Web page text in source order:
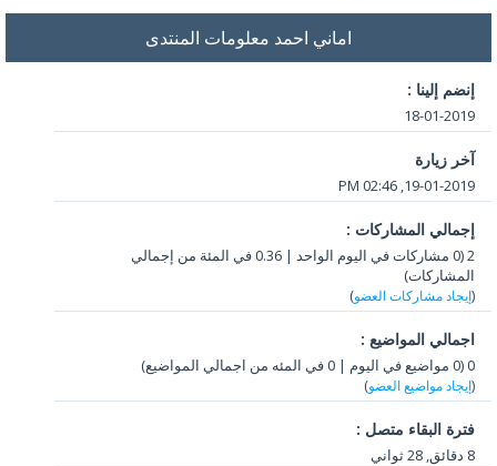
اماني احمد معلومات المنتدى
إنضم إلينا :
18-01-2019
آخر زيارة
19-01-2019, 02:46 PM
إجمالي المشاركات :
2 (0 مشاركات في اليوم الواحد | 0.36 في المئة من إجمالي
المشاركات)
إيجاد مشاركات العضو)
اجمالي المواضيع :
0 (0 مواضيع في اليوم | 0 في المئه من اجمالي المواضيع)
إيجاد مواضيع العضو)
فترة البقاء متصل :
8 دقائق, 28 ثواني